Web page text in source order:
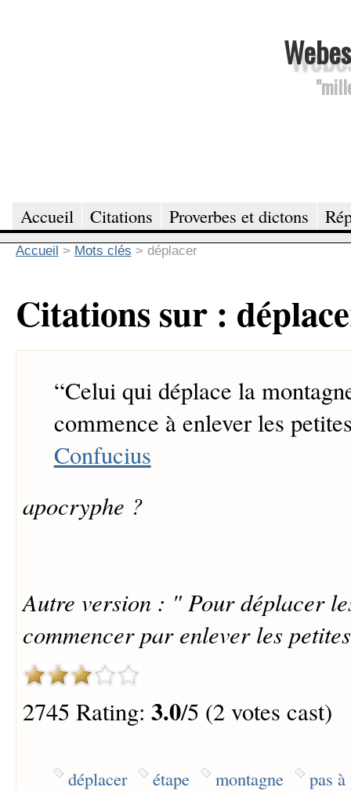
Accueil Citations Proverbes et dictons
Accueil > Mots clés > déplacer
Citations sur :
“Celui qui déplace la
commence à enlever les
Confucius
apocryphe ?
Autre version : " Pour déplacer
commencer par enlever les
2745 Rating: 3.0/5 (2 votes cast)
déplacer étape montagne
pas à